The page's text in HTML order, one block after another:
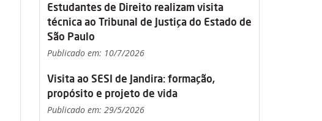
Estudantes de Direito realizam visita
técnica ao Tribunal de Justiça do Estado de
São Paulo
Publicado em: 10/7/2026
Visita ao SESI de Jandira: formação,
propósito e projeto de vida
Publicado em: 29/5/2026